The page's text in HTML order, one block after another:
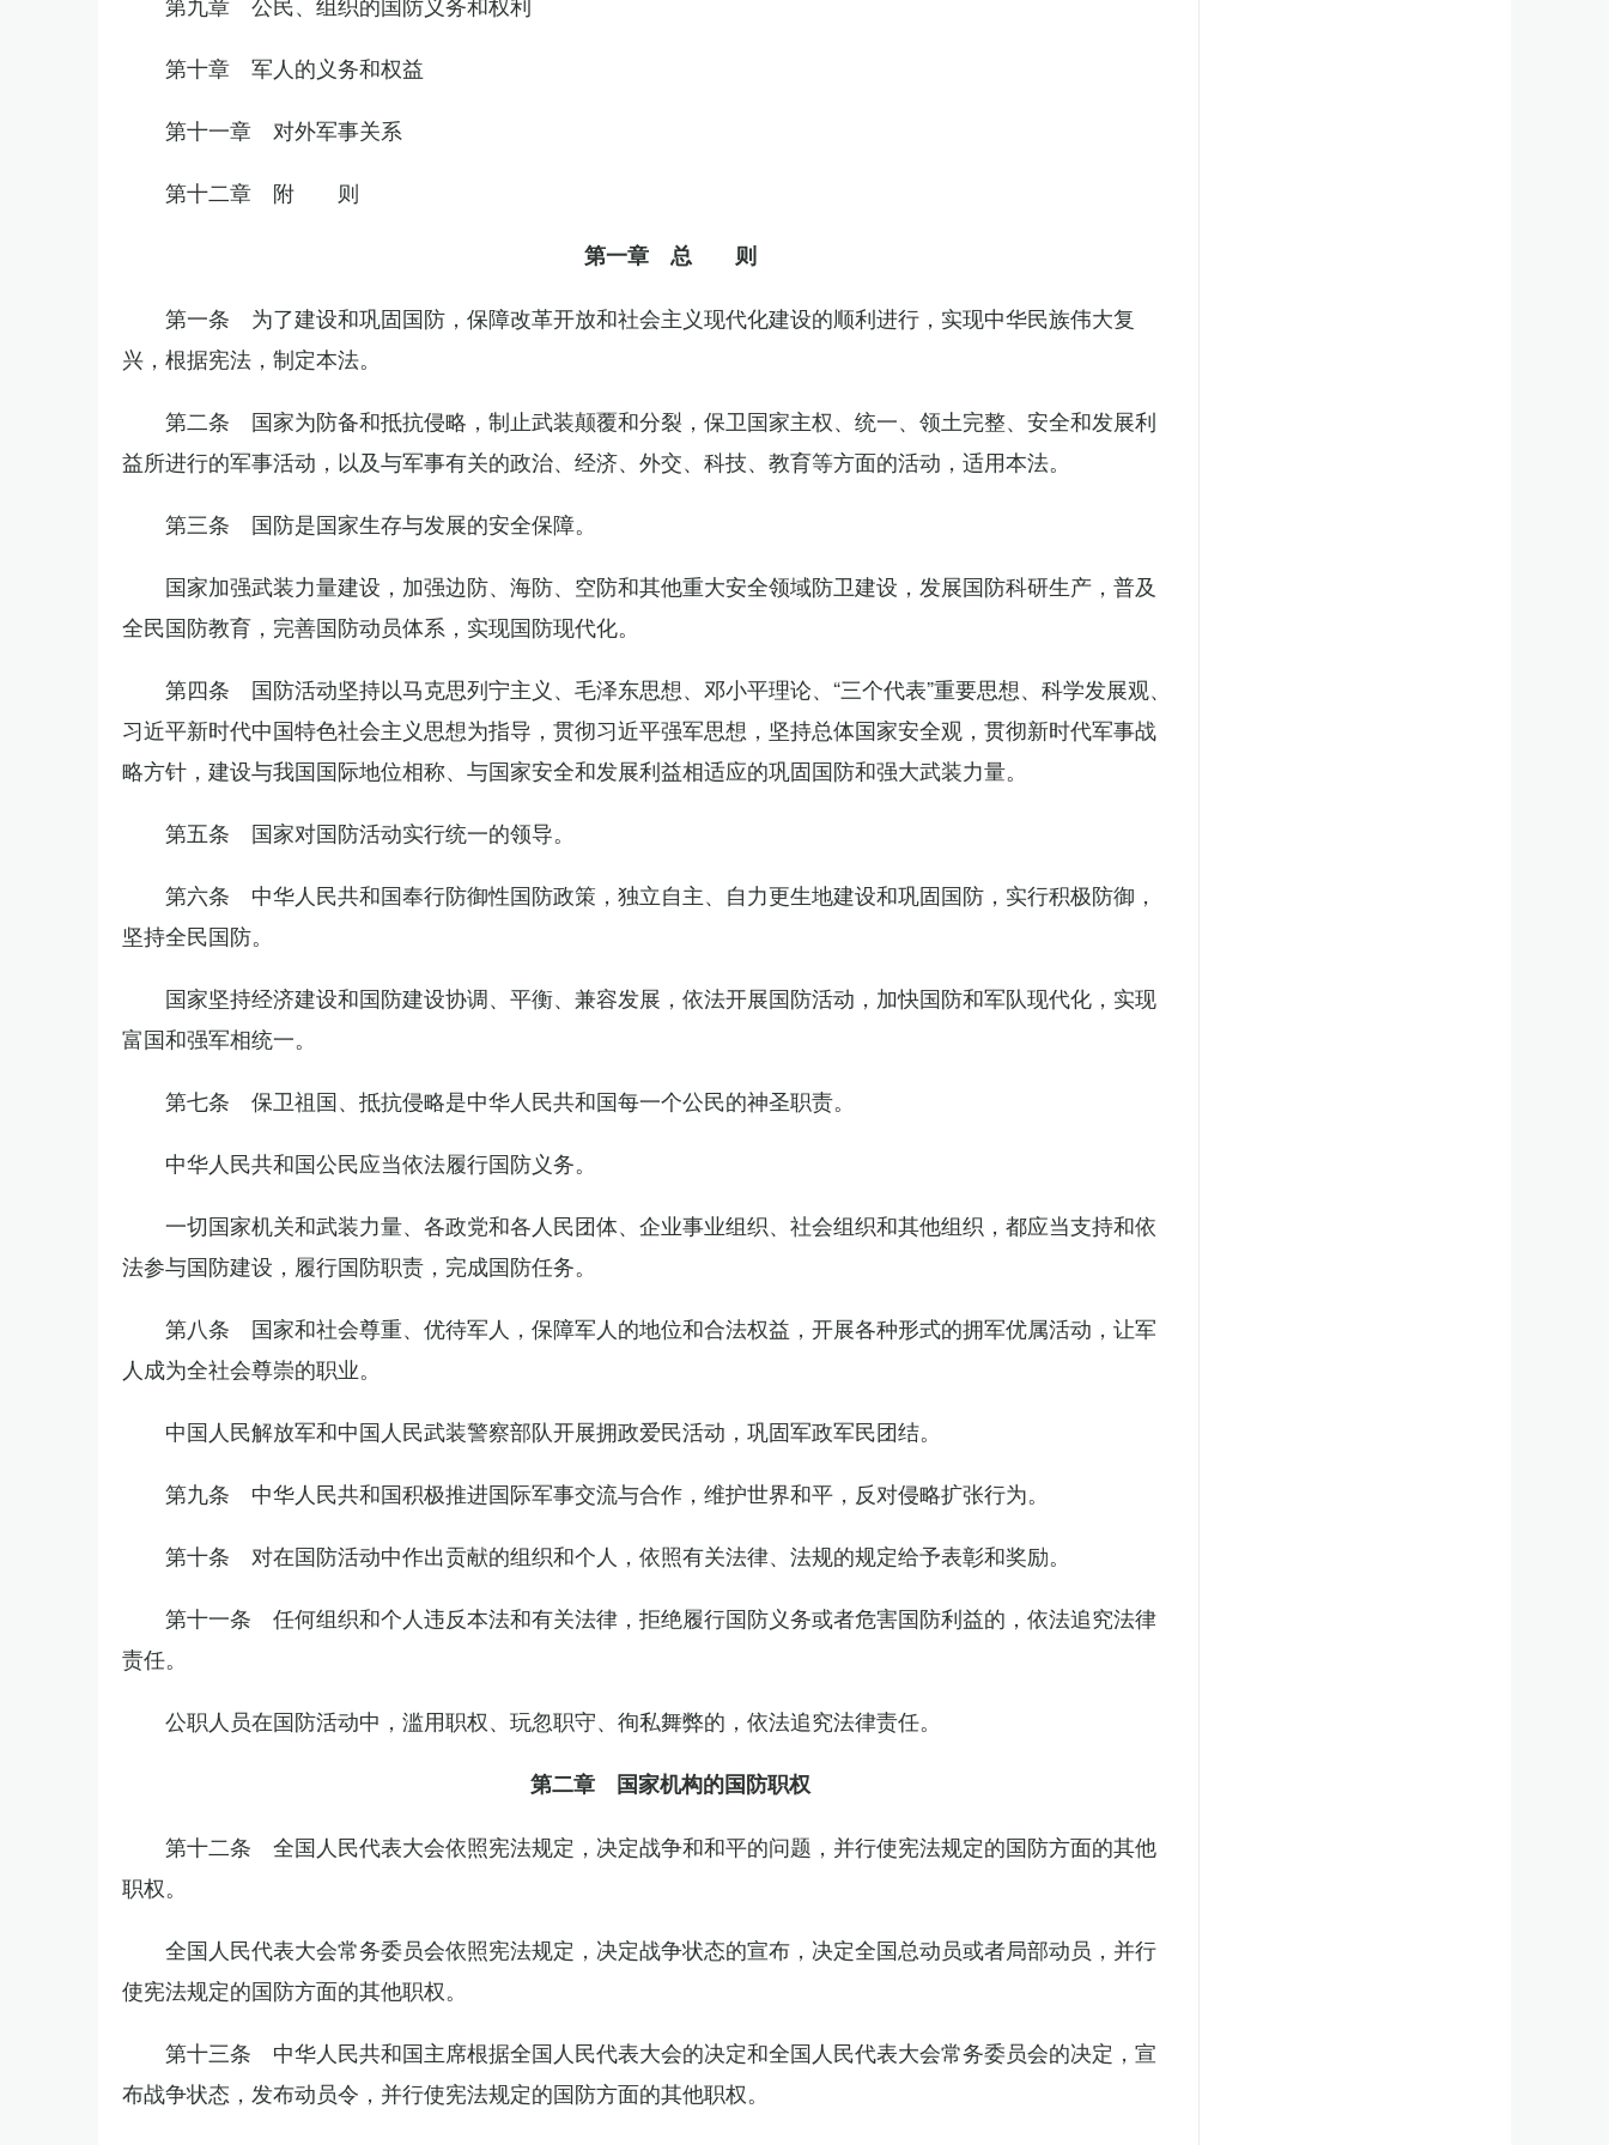
第十章 军人的义务和权益
第十一章 对外军事关系
第十二章 附 则
第一章 总 则
第一条 为了建设和巩固国防，保障改革开放和社会主义现代化建设的顺利进行，实现中华民族伟大复
兴，根据宪法，制定本法。
第二条 国家为防备和抵抗侵略，制止武装颠覆和分裂，保卫国家主权、统一、领土完整、安全和发展利
益所进行的军事活动，以及与军事有关的政治、经济、外交、科技、教育等方面的活动，适用本法。
第三条 国防是国家生存与发展的安全保障。
国家加强武装力量建设，加强边防、海防、空防和其他重大安全领域防卫建设，发展国防科研生产，普及
全民国防教育，完善国防动员体系，实现国防现代化。
第四条 国防活动坚持以马克思列宁主义、毛泽东思想、邓小平理论、“三个代表”重要思想、科学发展观、
习近平新时代中国特色社会主义思想为指导，贯彻习近平强军思想，坚持总体国家安全观，贯彻新时代军事战
略方针，建设与我国国际地位相称、与国家安全和发展利益相适应的巩固国防和强大武装力量。
第五条 国家对国防活动实行统一的领导。
第六条 中华人民共和国奉行防御性国防政策，独立自主、自力更生地建设和巩固国防，实行积极防御，
坚持全民国防。
国家坚持经济建设和国防建设协调、平衡、兼容发展，依法开展国防活动，加快国防和军队现代化，实现
富国和强军相统一。
第七条 保卫祖国、抵抗侵略是中华人民共和国每一个公民的神圣职责。
中华人民共和国公民应当依法履行国防义务。
一切国家机关和武装力量、各政党和各人民团体、企业事业组织、社会组织和其他组织，都应当支持和依
法参与国防建设，履行国防职责，完成国防任务。
第八条 国家和社会尊重、优待军人，保障军人的地位和合法权益，开展各种形式的拥军优属活动，让军
人成为全社会尊崇的职业。
中国人民解放军和中国人民武装警察部队开展拥政爱民活动，巩固军政军民团结。
第九条 中华人民共和国积极推进国际军事交流与合作，维护世界和平，反对侵略扩张行为。
第十条 对在国防活动中作出贡献的组织和个人，依照有关法律、法规的规定给予表彰和奖励。
第十一条 任何组织和个人违反本法和有关法律，拒绝履行国防义务或者危害国防利益的，依法追究法律
责任。
公职人员在国防活动中，滥用职权、玩忽职守、徇私舞弊的，依法追究法律责任。
第二章 国家机构的国防职权
第十二条 全国人民代表大会依照宪法规定，决定战争和和平的问题，并行使宪法规定的国防方面的其他
职权。
全国人民代表大会常务委员会依照宪法规定，决定战争状态的宣布，决定全国总动员或者局部动员，并行
使宪法规定的国防方面的其他职权。
第十三条 中华人民共和国主席根据全国人民代表大会的决定和全国人民代表大会常务委员会的决定，宣
布战争状态，发布动员令，并行使宪法规定的国防方面的其他职权。